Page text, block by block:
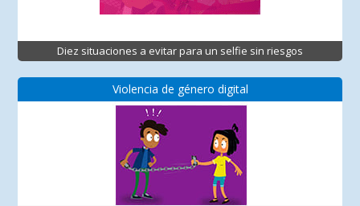
Diez situaciones a evitar para un selfie sin riesgos
Violencia de género digital